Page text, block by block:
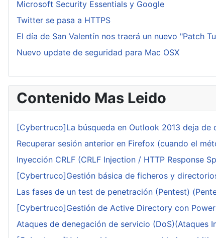
Microsoft Security Essentials y Google
Twitter se pasa a HTTPS
El día de San Valentín nos traerá un nuevo "Patch
Nuevo update de seguridad para Mac OSX
Contenido Mas Leido
[Cybertruco]La búsqueda en Outlook 2013 deja de
Recuperar sesión anterior en Firefox (cuando el
Inyección CRLF (CRLF Injection / HTTP Response
[Cybertruco]Gestión básica de ficheros y
Las fases de un test de penetración (Pentest)
[Cybertruco]Gestión de Active Directory con
Ataques de denegación de servicio (DoS)(Ataques